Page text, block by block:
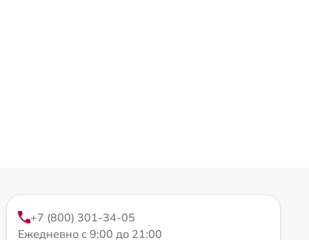
+7 (800) 301-34-05
Ежедневно с 9:00 до 21:00